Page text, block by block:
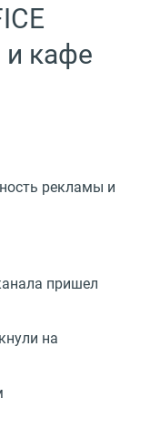
и кафе
рекламы и
пришел
на